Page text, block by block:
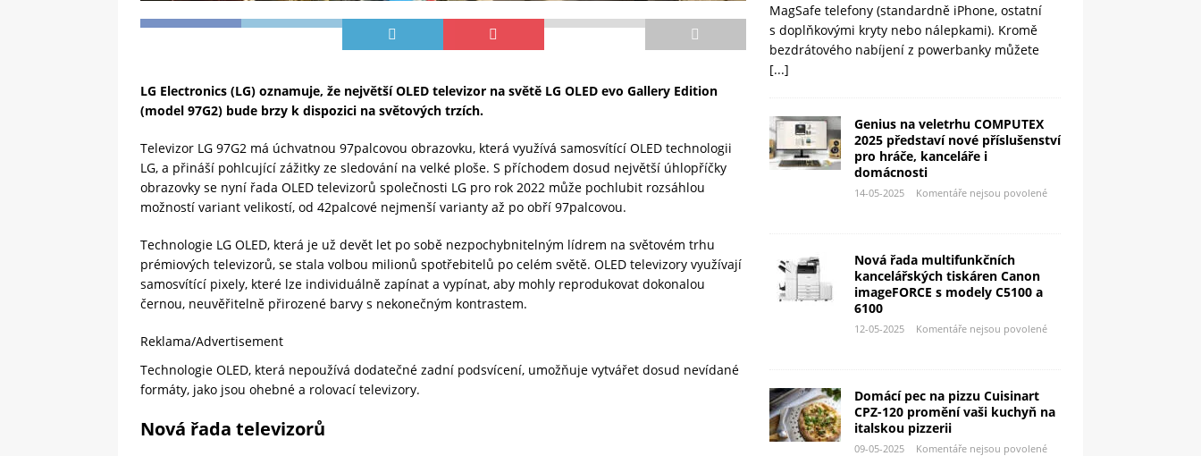
LG Electronics (LG) oznamuje, že největší OLED televizor na světě LG OLED evo Gallery Edition
(model 97G2) bude brzy k dispozici na světových trzích.
Televizor LG 97G2 má úchvatnou 97palcovou obrazovku, která využívá samosvítící OLED technologii
LG, a přináší pohlcující zážitky ze sledování na velké ploše. S příchodem dosud největší úhlopříčky
obrazovky se nyní řada OLED televizorů společnosti LG pro rok 2022 může pochlubit rozsáhlou
možností variant velikostí, od 42palcové nejmenší varianty až po obří 97palcovou.
Technologie LG OLED, která je už devět let po sobě nezpochybnitelným lídrem na světovém trhu
prémiových televizorů, se stala volbou milionů spotřebitelů po celém světě. OLED televizory využívají
samosvítící pixely, které lze individuálně zapínat a vypínat, aby mohly reprodukovat dokonalou
černou, neuvěřitelně přirozené barvy s nekonečným kontrastem.
Reklama/Advertisement
Technologie OLED, která nepoužívá dodatečné zadní podsvícení, umožňuje vytvářet dosud nevídané
formáty, jako jsou ohebné a rolovací televizory.
Nová řada televizorů
MagSafe telefony (standardně iPhone, ostatní
s doplňkovými kryty nebo nálepkami). Kromě
bezdrátového nabíjení z powerbanky můžete
[...]
Genius na veletrhu COMPUTEX
2025 představí nové příslušenství
pro hráče, kanceláře i
domácnosti
14-05-2025 Komentáře nejsou povolené
Nová řada multifunkčních
kancelářských tiskáren Canon
imageFORCE s modely C5100 a
6100
12-05-2025 Komentáře nejsou povolené
Domácí pec na pizzu Cuisinart
CPZ-120 promění vaši kuchyň na
italskou pizzerii
09-05-2025 Komentáře nejsou povolené